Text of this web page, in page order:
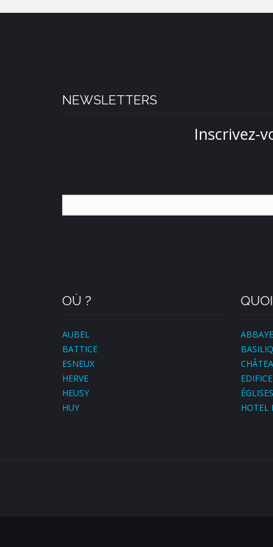
NEWSLETTERS
Inscrivez-
OÙ ?
AUBEL
BATTICE
ESNEUX
HERVE
HEUSY
HUY
ABBAYE
ÉGLISES
HOTEL